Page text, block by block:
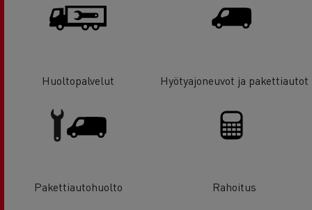
Huoltopalvelut Hyötyajoneuvot ja pakettiautot
Pakettiautohuolto Rahoitus